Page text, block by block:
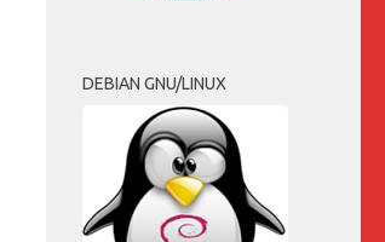
DEBIAN GNU/LINUX